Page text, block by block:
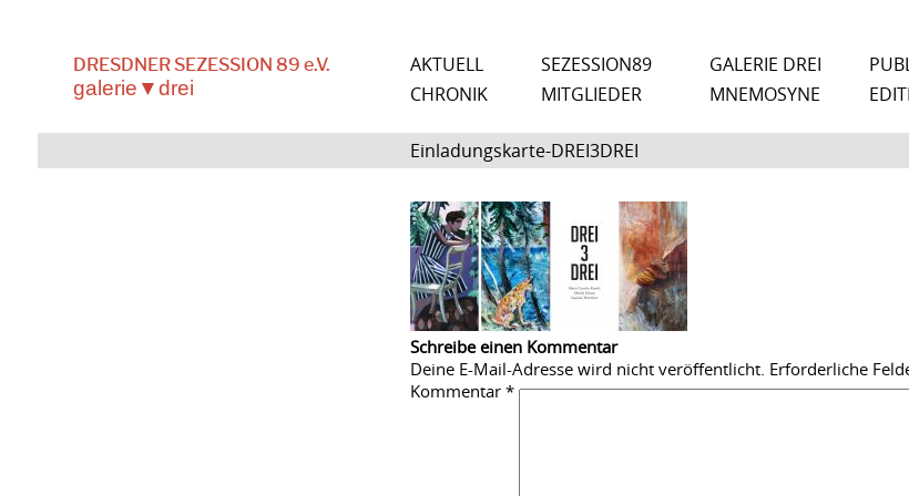
DRESDNER SEZESSION 89 e.V.
galerie▼drei
AKTUELL SEZESSION89 GALERIE DREI
CHRONIK
MITGLIEDER MNEMOSYNE
Einladungskarte-DREI3DREI
Schreibe einen Kommentar
Deine E-Mail-Adresse wird nicht veröffentlicht. Erforderliche
Kommentar *